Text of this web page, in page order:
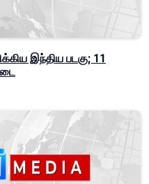
இந்திய படகு; 11